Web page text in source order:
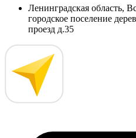
Ленинградская область,
городское поселение
проезд д.35